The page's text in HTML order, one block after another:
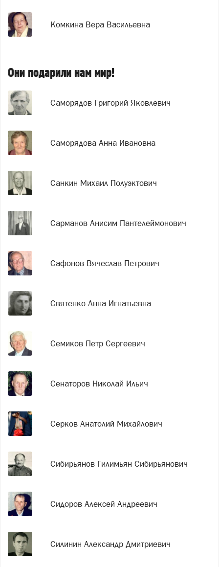
Комкина Вера Васильевна
Они подарили нам мир!
Саморядов Григорий Яковлевич
Саморядова Анна Ивановна
Санкин Михаил Полуэктович
Сарманов Анисим Пантелеймонович
Сафонов Вячеслав Петрович
Святенко Анна Игнатьевна
Семиков Петр Сергеевич
Сенаторов Николай Ильич
Серков Анатолий Михайлович
Сибирьянов Гилимьян Сибирьянович
Сидоров Алексей Андреевич
Силинин Александр Дмитриевич